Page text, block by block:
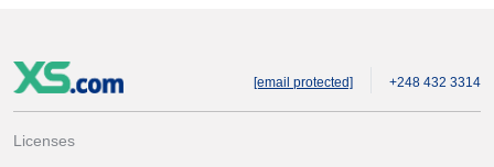
[email protected] +248 432 3314
Licenses